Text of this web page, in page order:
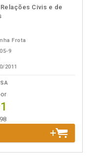
Civis e de
Frota
9
2011